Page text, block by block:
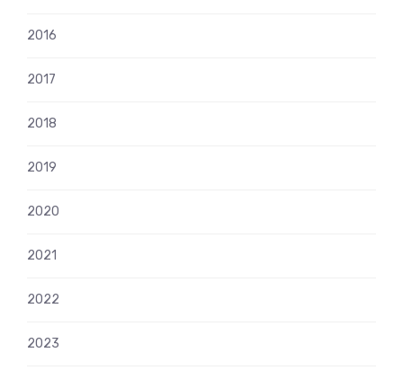
2016
2017
2018
2019
2020
2021
2022
2023